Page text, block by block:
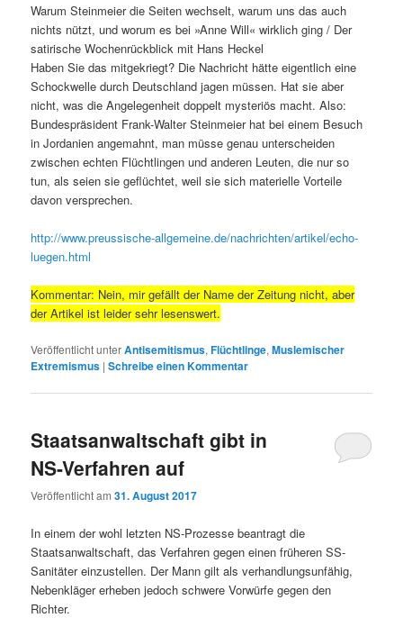
Warum Steinmeier die Seiten wechselt, warum uns das auch
nichts nützt, und worum es bei »Anne Will« wirklich ging / Der
satirische Wochenrückblick mit Hans Heckel
Haben Sie das mitgekriegt? Die Nachricht hätte eigentlich eine
Schockwelle durch Deutschland jagen müssen. Hat sie aber
nicht, was die Angelegenheit doppelt mysteriös macht. Also:
Bundespräsident Frank-Walter Steinmeier hat bei einem Besuch
in Jordanien angemahnt, man müsse genau unterscheiden
zwischen echten Flüchtlingen und anderen Leuten, die nur so
tun, als seien sie geflüchtet, weil sie sich materielle Vorteile
davon versprechen.
http://www.preussische-allgemeine.de/nachrichten/artikel/echo-
luegen.html
Kommentar: Nein, mir gefällt der Name der Zeitung nicht, aber
der Artikel ist leider sehr lesenswert.
Veröffentlicht unterAntisemitismus,Flüchtlinge,Muslemischer
Extremismus |Schreibe einen Kommentar
Staatsanwaltschaft gibt in
NS-Verfahren auf
Veröffentlicht am31. August 2017
In einem der wohl letzten NS-Prozesse beantragt die
Staatsanwaltschaft, das Verfahren gegen einen früheren SS-
Sanitäter einzustellen. Der Mann gilt als verhandlungsunfähig,
Nebenkläger erheben jedoch schwere Vorwürfe gegen den
Richter.